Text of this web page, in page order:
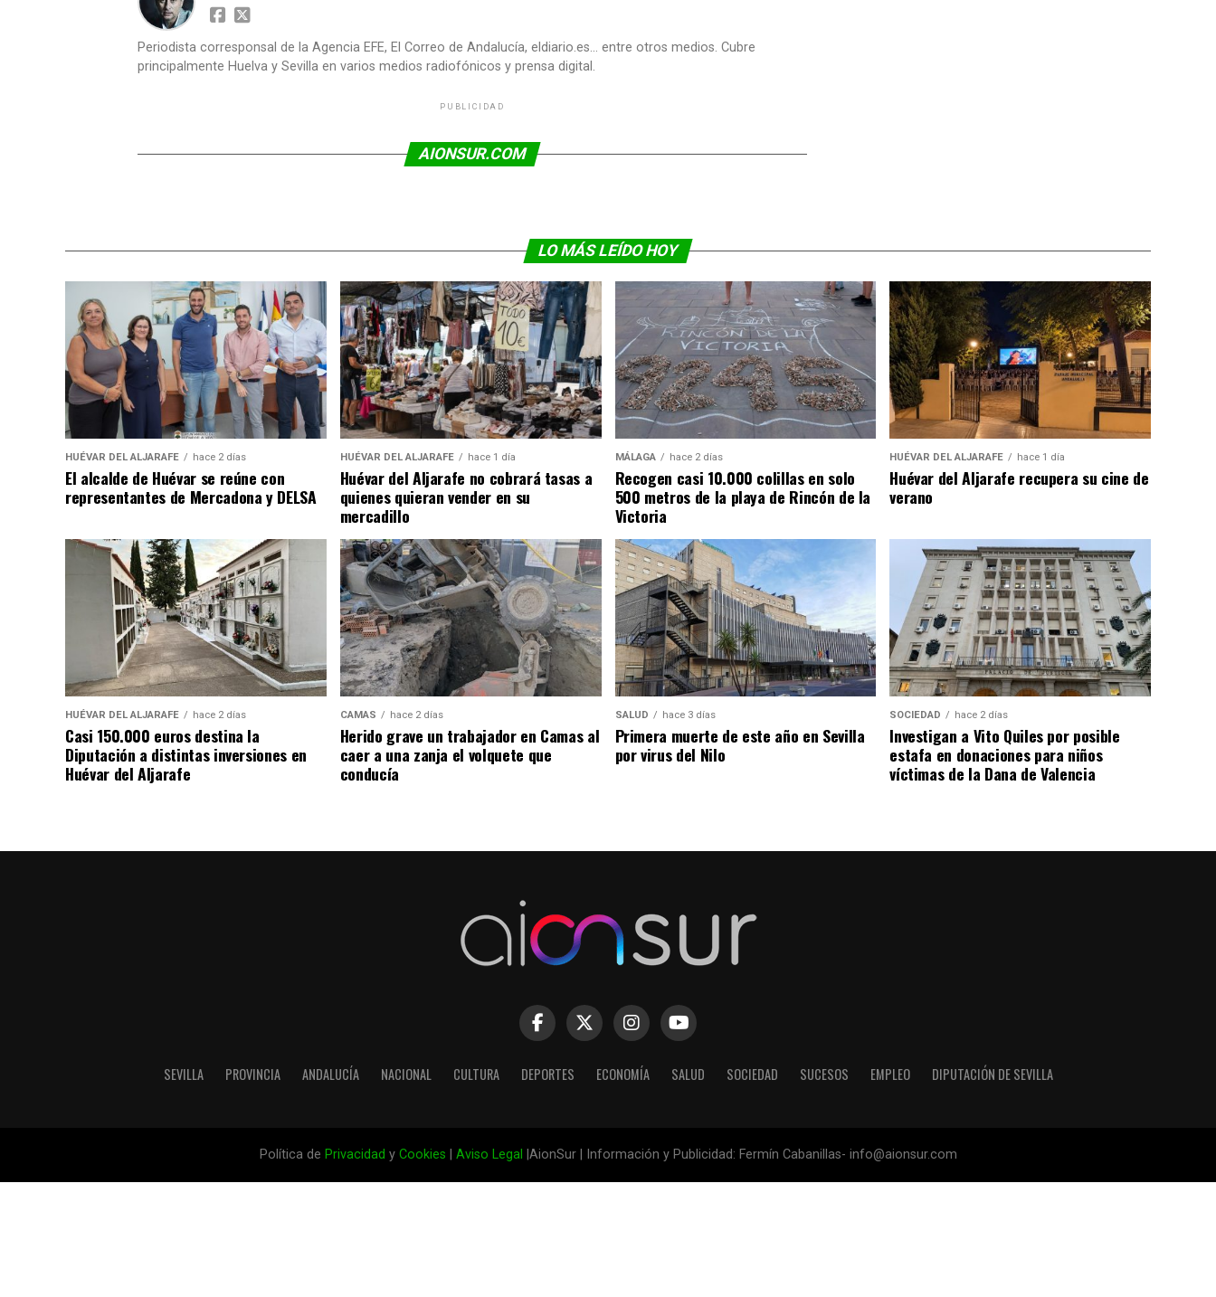
Periodista corresponsal de la Agencia EFE, El Correo de Andalucía, eldiario.es... entre otros medios. Cubre
principalmente Huelva y Sevilla en varios medios radiofónicos y prensa digital.
PUBLICIDAD
AIONSUR.COM
LO MÁS LEÍDO HOY
HUÉVAR DEL ALJARAFE hace 2 días
El alcalde de Huévar se reúne con
representantes de Mercadona y DELSA
HUÉVAR DEL ALJARAFE hace 1 día
Huévar del Aljarafe no cobrará tasas a
quienes quieran vender en su
mercadillo
MÁLAGA hace 2 días
Recogen casi 10.000 colillas en solo
500 metros de la playa de Rincón de la
Victoria
HUÉVAR DEL ALJARAFE hace 1 día
Huévar del Aljarafe recupera su cine de
verano
HUÉVAR DEL ALJARAFE hace 2 días
Casi 150.000 euros destina la
Diputación a distintas inversiones en
Huévar del Aljarafe
CAMAS hace 2 días
Herido grave un trabajador en Camas al
caer a una zanja el volquete que
conducía
SALUD hace 3 días
Primera muerte de este año en Sevilla
por virus del Nilo
SOCIEDAD hace 2 días
Investigan a Vito Quiles por posible
estafa en donaciones para niños
víctimas de la Dana de Valencia
SEVILLA PROVINCIA ANDALUCÍA NACIONAL CULTURA DEPORTES ECONOMÍA SALUD SOCIEDAD SUCESOS EMPLEO DIPUTACIÓN DE SEVILLA
Política de Privacidad y Cookies Aviso Legal |AionSur | Información y Publicidad: Fermín Cabanillas- info@aionsur.com